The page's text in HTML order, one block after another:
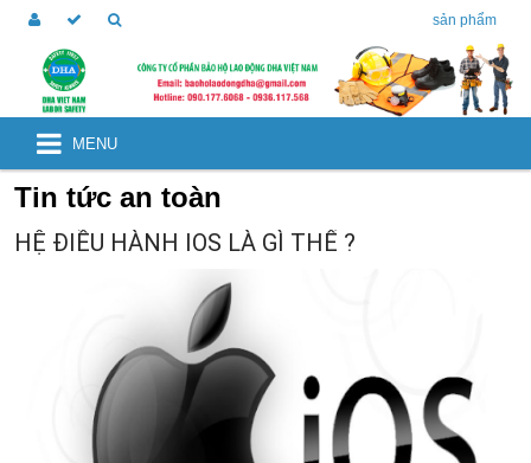
sản phẩm
MENU
Tin tức an toàn
HỆ ĐIỀU HÀNH IOS LÀ GÌ THẾ ?